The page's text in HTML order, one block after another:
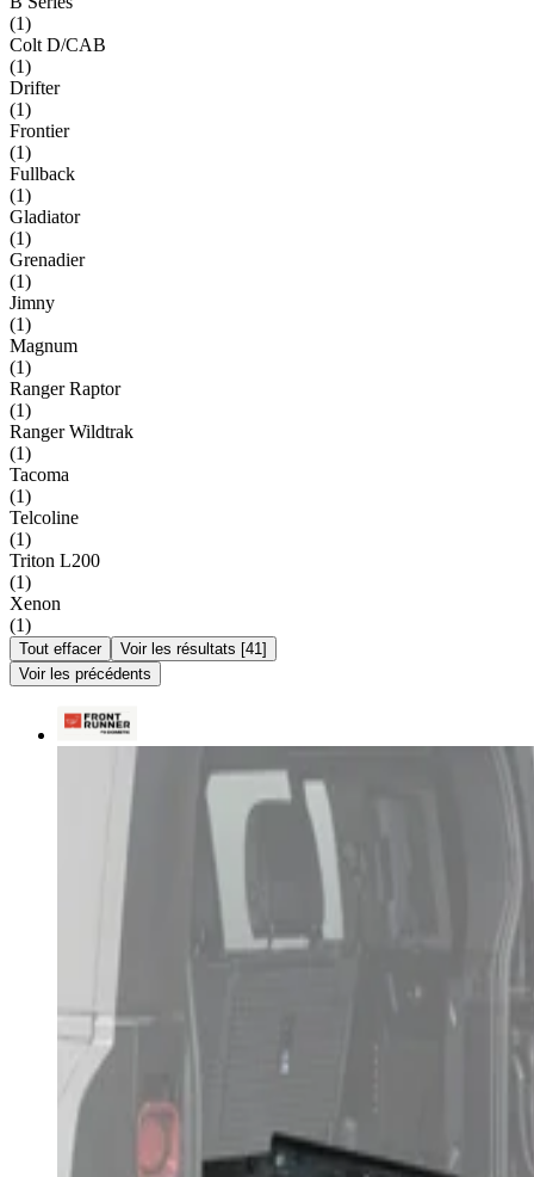
(1)
Colt D/CAB
(1)
Drifter
(1)
Frontier
(1)
Fullback
(1)
Gladiator
(1)
Grenadier
(1)
Jimny
(1)
Magnum
(1)
Ranger Raptor
(1)
Ranger Wildtrak
(1)
Tacoma
(1)
Telcoline
(1)
Triton L200
(1)
Xenon
(1)
Tout effacer Voir les résultats [41 ]
Voir les précédents